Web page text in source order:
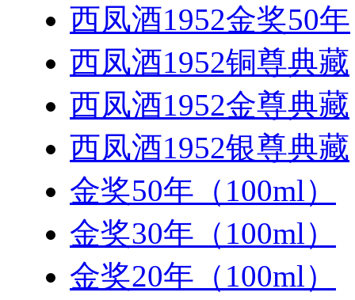
西凤酒1952金奖50年
西凤酒1952铜尊典藏
西凤酒1952金尊典藏
西凤酒1952银尊典藏
金奖50年（100ml）
金奖30年（100ml）
金奖20年（100ml）